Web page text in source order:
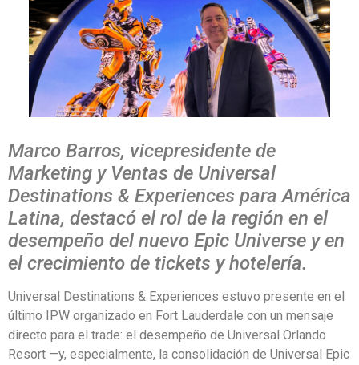
Marco Barros, vicepresidente de
Marketing y Ventas de Universal
Destinations & Experiences para América
Latina, destacó el rol de la región en el
desempeño del nuevo Epic Universe y en
el crecimiento de tickets y hotelería.
Universal Destinations & Experiences estuvo presente en el
último IPW organizado en Fort Lauderdale con un mensaje
directo para el trade: el desempeño de Universal Orlando
Resort —y, especialmente, la consolidación de Universal Epic